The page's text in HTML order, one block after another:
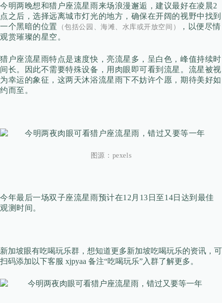
今明两晚想和猎户座流星雨来场浪漫邂逅，建议最好在凌晨2
点之后，选择远离城市灯光的地方，确保在开阔的视野中找到
一个黑暗的位置
（包括公园、海滩、水库或开放空间）
，以便尽情
观赏璀璨的星空。
猎户座流星雨特点是速度快，亮流星多，呈白色，峰值持续时
间长。因此不需要特殊设备，用肉眼即可看到流星。流星被视
为幸运的象征，这两天沐浴流星雨下不妨许个愿，期待美好如
约而至。
图源： pexels
今年最后一场双子座流星雨预计在12月13日至14日达到最佳
观测时间。
新加坡眼有吃喝玩乐群，想知道更多新加坡吃喝玩乐的资讯，可
扫码添加以下客服 xjpyaa 备注“吃喝玩乐”入群了解更多。